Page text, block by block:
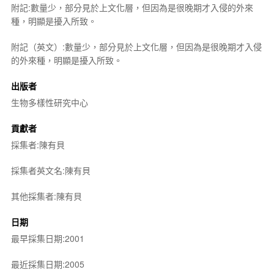
附記:數量少，部分見於上文化層，但因為是很晚期才入侵的外來
種，明顯是擾入所致。
附記（英文）:數量少，部分見於上文化層，但因為是很晚期才入侵
的外來種，明顯是擾入所致。
出版者
生物多樣性研究中心
貢獻者
採集者:陳有貝
採集者英文名:陳有貝
其他採集者:陳有貝
日期
最早採集日期:2001
最近採集日期:2005